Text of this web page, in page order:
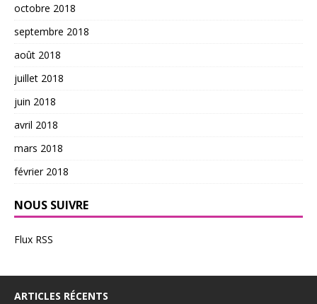
octobre 2018
septembre 2018
août 2018
juillet 2018
juin 2018
avril 2018
mars 2018
février 2018
NOUS SUIVRE
Flux RSS
ARTICLES RÉCENTS